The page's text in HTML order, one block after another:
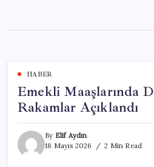
content
HABER
Emekli Maaşlarında
Rakamlar Açıklandı
By Elif Aydın
18 Mayıs 2026
2 Min Read